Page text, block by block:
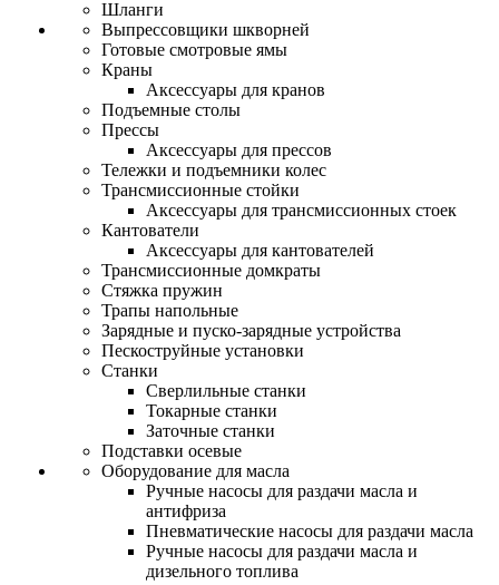
Шланги
Выпрессовщики шкворней
Готовые смотровые ямы
Краны
Аксессуары для кранов
Подъемные столы
Прессы
Аксессуары для прессов
Тележки и подъемники колес
Трансмиссионные стойки
Аксессуары для трансмиссионных стоек
Кантователи
Аксессуары для кантователей
Трансмиссионные домкраты
Стяжка пружин
Трапы напольные
Зарядные и пуско-зарядные устройства
Пескоструйные установки
Станки
Сверлильные станки
Токарные станки
Заточные станки
Подставки осевые
Оборудование для масла
Ручные насосы для раздачи масла и
антифриза
Пневматические насосы для раздачи масла
Ручные насосы для раздачи масла и
дизельного топлива